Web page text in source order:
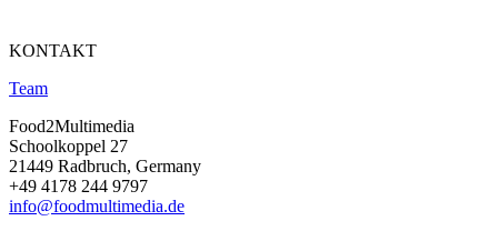
KONTAKT
Team
Food2Multimedia
Schoolkoppel 27
21449 Radbruch, Germany
+49 4178 244 9797
info@foodmultimedia.de